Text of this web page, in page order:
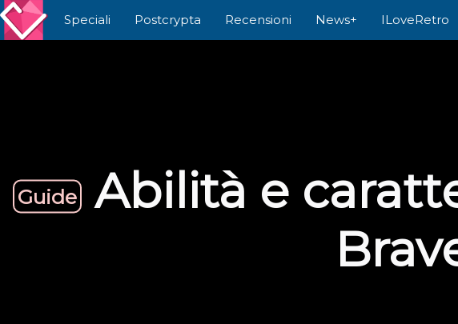
Speciali Postcrypta Recensioni News+ ILoveRetro
Guide
Abilità e